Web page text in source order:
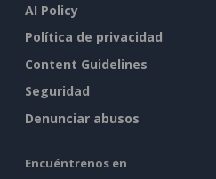
AI Policy
Política de privacidad
Content Guidelines
Seguridad
Denunciar abusos
Encuéntrenos en